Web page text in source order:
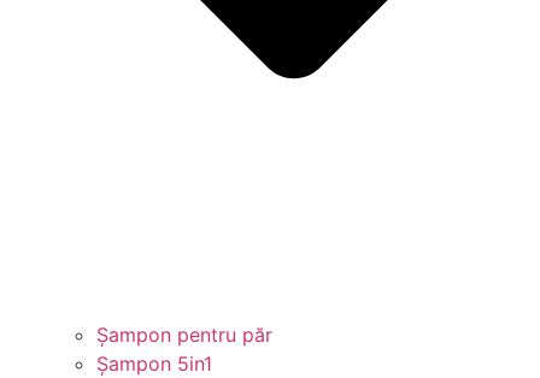
Șampon pentru păr
Șampon 5in1